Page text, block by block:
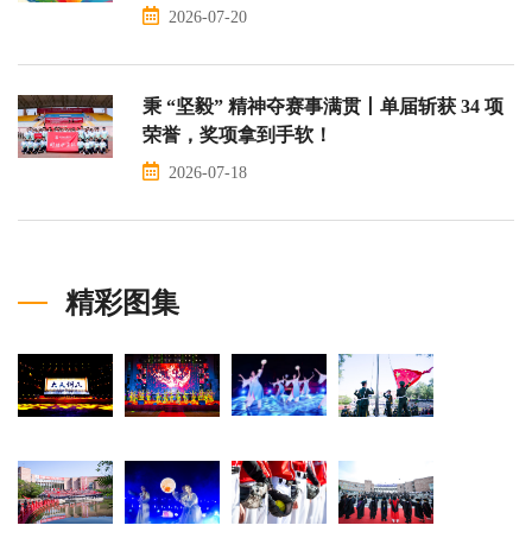
2026-07-20
秉 “坚毅” 精神夺赛事满贯丨单届斩获 34 项
荣誉，奖项拿到手软！
2026-07-18
精彩图集